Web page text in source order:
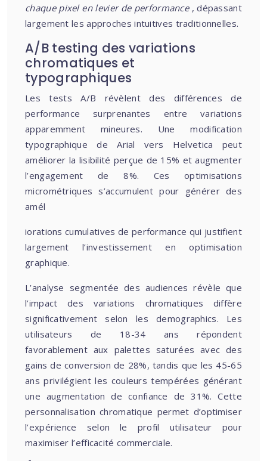
chaque pixel en levier de performance , dépassant
largement les approches intuitives traditionnelles.
A/B testing des variations
chromatiques et
typographiques
Les tests A/B révèlent des différences de
performance surprenantes entre variations
apparemment mineures. Une modification
typographique de Arial vers Helvetica peut
améliorer la lisibilité perçue de 15% et augmenter
l’engagement de 8%. Ces optimisations
micrométriques s’accumulent pour générer des
amél
iorations cumulatives de performance qui justifient
largement l’investissement en optimisation
graphique.
L’analyse segmentée des audiences révèle que
l’impact des variations chromatiques diffère
significativement selon les demographics. Les
utilisateurs de 18-34 ans répondent
favorablement aux palettes saturées avec des
gains de conversion de 28%, tandis que les 45-65
ans privilégient les couleurs tempérées générant
une augmentation de confiance de 31%. Cette
personnalisation chromatique permet d’optimiser
l’expérience selon le profil utilisateur pour
maximiser l’efficacité commerciale.